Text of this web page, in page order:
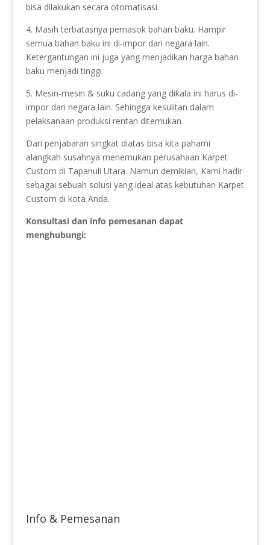
bisa dilakukan secara otomatisasi.
4. Masih terbatasnya pemasok bahan baku. Hampir
semua bahan baku ini di-impor dari negara lain.
Ketergantungan ini juga yang menjadikan harga bahan
baku menjadi tinggi.
5. Mesin-mesin & suku cadang yang dikala ini harus di-
impor dari negara lain. Sehingga kesulitan dalam
pelaksanaan produksi rentan ditemukan.
Dari penjabaran singkat diatas bisa kita pahami
alangkah susahnya menemukan perusahaan Karpet
Custom di Tapanuli Utara. Namun demikian, Kami hadir
sebagai sebuah solusi yang ideal atas kebutuhan Karpet
Custom di kota Anda.
Konsultasi dan info pemesanan dapat
menghubungi:
Info & Pemesanan